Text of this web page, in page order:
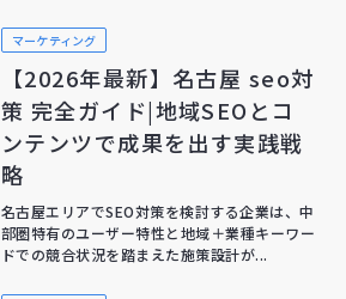
マーケティング
【2026年最新】名古屋 seo対
策 完全ガイド|地域SEOとコ
ンテンツで成果を出す実践戦
略
名古屋エリアでSEO対策を検討する企業は、中
部圏特有のユーザー特性と地域＋業種キーワー
ドでの競合状況を踏まえた施策設計が...